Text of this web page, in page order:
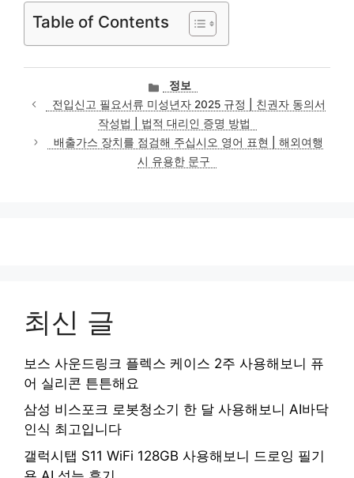
Table of Contents
카
테
고
리
정보
전입신고 필요서류 미성년자 2025 규정 | 친권자 동의서
작성법 | 법적 대리인 증명 방법
배출가스 장치를 점검해 주십시오 영어 표현 | 해외여행
시 유용한 문구
최신 글
보스 사운드링크 플렉스 케이스 2주 사용해보니 퓨
어 실리콘 튼튼해요
삼성 비스포크 로봇청소기 한 달 사용해보니 AI바닥
인식 최고입니다
갤럭시탭 S11 WiFi 128GB 사용해보니 드로잉 필기